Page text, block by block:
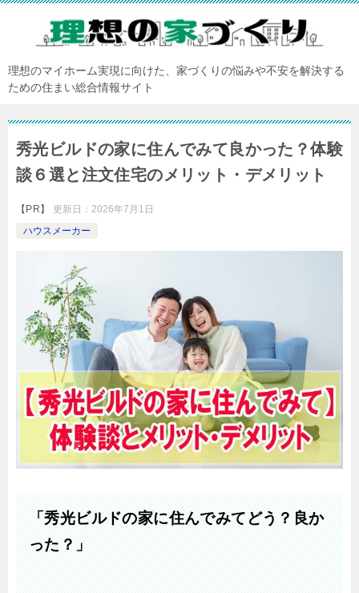
理想のマイホーム実現に向けた、家づくりの悩みや不安を解決する
ための住まい総合情報サイト
秀光ビルドの家に住んでみて良かった？体験
談６選と注文住宅のメリット・デメリット
【PR】 更新日： 2026年7月1日
ハウスメーカー
「秀光ビルドの家に住んでみてどう？良か
った？」